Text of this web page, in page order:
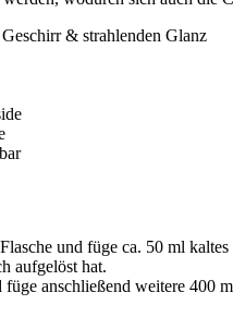
& strahlenden Glanz
und füge ca. 50 ml kaltes
aufgelöst hat.
füge anschließend weitere 400